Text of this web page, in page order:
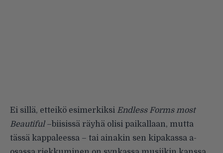
Ei sillä, etteikö esimerkiksi Endless Forms most
Beautiful–biisissä räyhä olisi paikallaan, mutta
tässä kappaleessa – tai ainakin sen kipakassa a-